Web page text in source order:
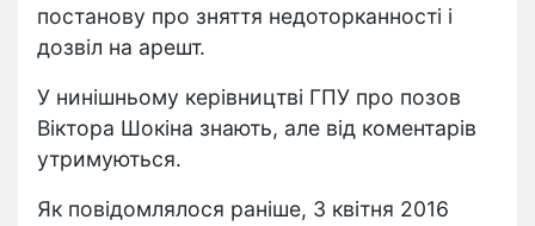
постанову про зняття недоторканності і
дозвіл на арешт.
У нинішньому керівництві ГПУ про позов
Віктора Шокіна знають, але від коментарів
утримуються.
Як повідомлялося раніше, 3 квітня 2016